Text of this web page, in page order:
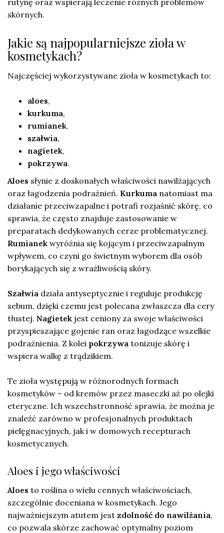
skórnych.
Jakie są najpopularniejsze zioła w
kosmetykach?
Najczęściej wykorzystywane zioła w kosmetykach to:
aloes,
kurkuma,
rumianek,
szałwia,
nagietek,
pokrzywa.
Aloes słynie z doskonałych właściwości nawilżających
oraz łagodzenia podrażnień. Kurkuma natomiast ma
działanie przeciwzapalne i potrafi rozjaśnić skórę, co
sprawia, że często znajduje zastosowanie w
preparatach dedykowanych cerze problematycznej.
Rumianek wyróżnia się kojącym i przeciwzapalnym
wpływem, co czyni go świetnym wyborem dla osób
borykających się z wrażliwością skóry.
Szałwia działa antyseptycznie i reguluje produkcję
sebum, dzięki czemu jest polecana zwłaszcza dla cery
tłustej. Nagietek jest ceniony za swoje właściwości
przyspieszające gojenie ran oraz łagodzące wszelkie
podrażnienia. Z kolei pokrzywa tonizuje skórę i
wspiera walkę z trądzikiem.
Te zioła występują w różnorodnych formach
kosmetyków – od kremów przez maseczki aż po olejki
eteryczne. Ich wszechstronność sprawia, że można je
znaleźć zarówno w profesjonalnych produktach
pielęgnacyjnych, jak i w domowych recepturach
kosmetycznych.
Aloes i jego właściwości
Aloes to roślina o wielu cennych właściwościach,
szczególnie doceniana w kosmetykach. Jego
najważniejszym atutem jest zdolność do nawilżania,
co pozwala skórze zachować optymalny poziom